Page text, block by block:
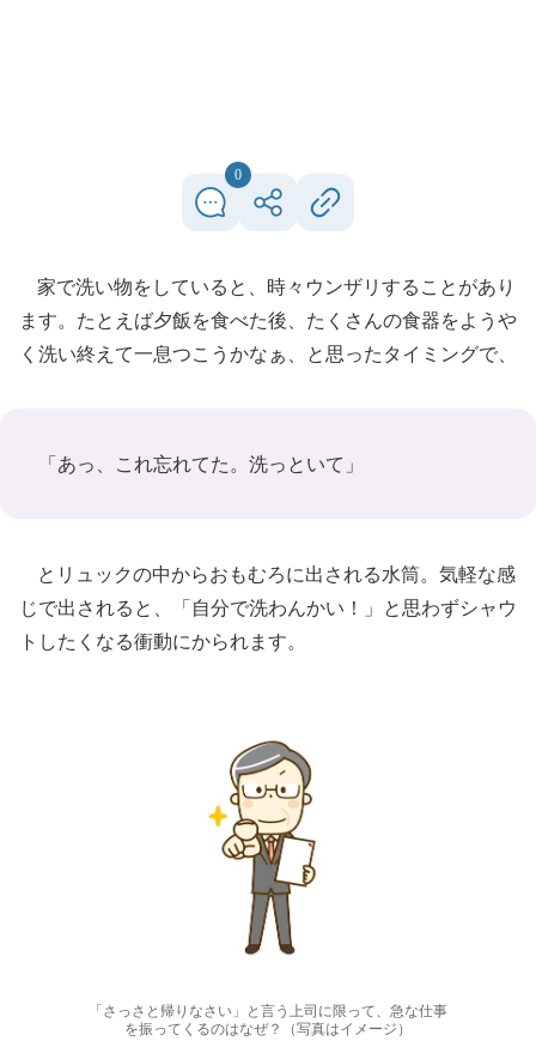
0
家で洗い物をしていると、時々ウンザリすることがあり
ます。たとえば夕飯を食べた後、たくさんの食器をようや
く洗い終えて一息つこうかなぁ、と思ったタイミングで、
「あっ、これ忘れてた。洗っといて」
とリュックの中からおもむろに出される水筒。気軽な感
じで出されると、「自分で洗わんかい！」と思わずシャウ
トしたくなる衝動にかられます。
「さっさと帰りなさい」と言う上司に限って、急な仕事
を振ってくるのはなぜ？（写真はイメージ）